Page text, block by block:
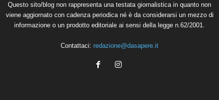
Questo sito/blog non rappresenta una testata giornalistica in quanto non
viene aggiornato con cadenza periodica né è da considerarsi un mezzo di
informazione o un prodotto editoriale ai sensi della legge n.62/2001.
Contattaci: redazione@dasapere.it